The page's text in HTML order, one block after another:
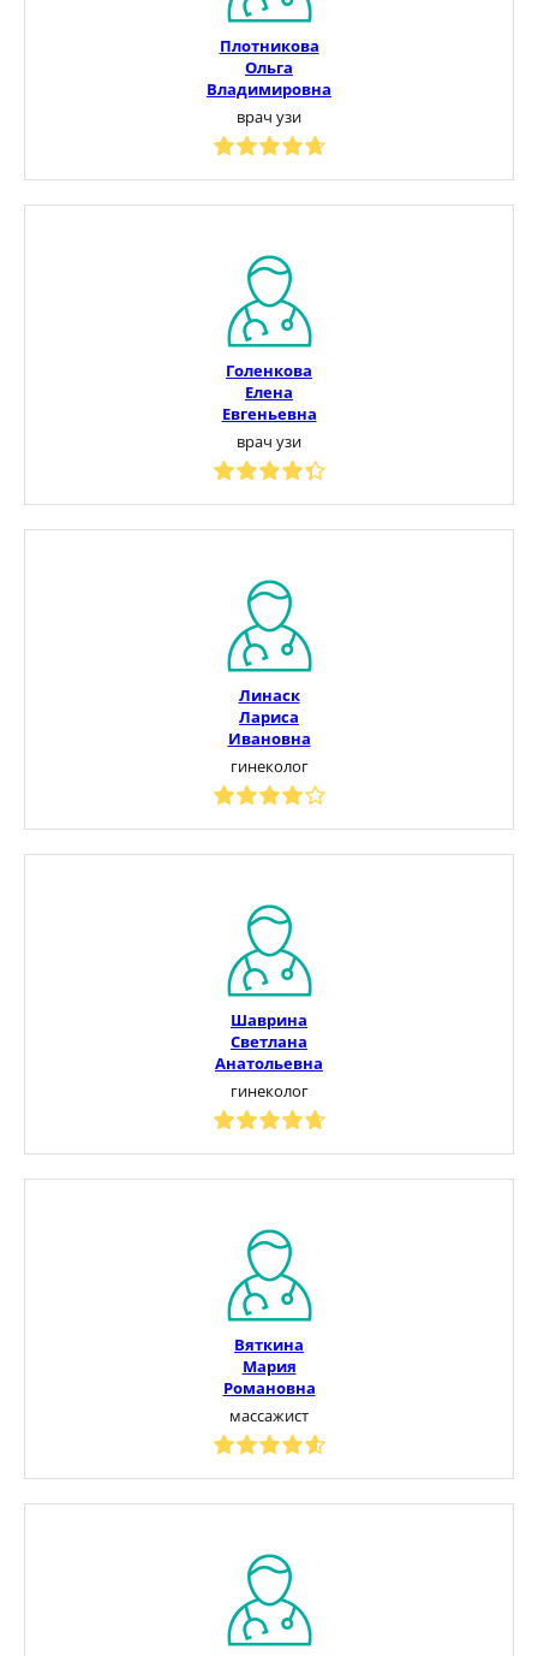
Плотникова
Ольга
Владимировна
врач узи
Голенкова
Елена
Евгеньевна
врач узи
Линаск
Лариса
Ивановна
гинеколог
Шаврина
Светлана
Анатольевна
гинеколог
Вяткина
Мария
Романовна
массажист